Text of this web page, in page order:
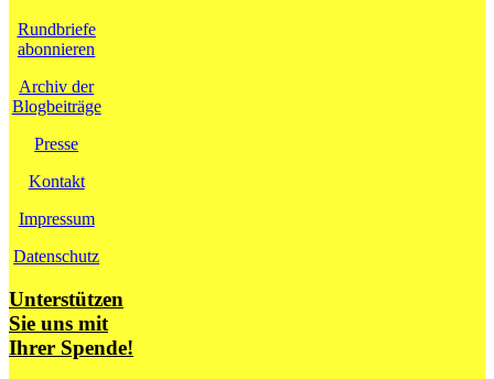
Rundbriefe
abonnieren
Archiv der
Blogbeiträge
Presse
Kontakt
Impressum
Datenschutz
Unterstützen
Sie uns mit
Ihrer Spende!